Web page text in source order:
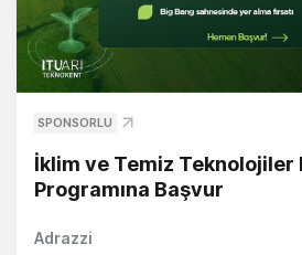
SPONSORLU
İklim ve Temiz Teknolojiler
Programına Başvur
Adrazzi